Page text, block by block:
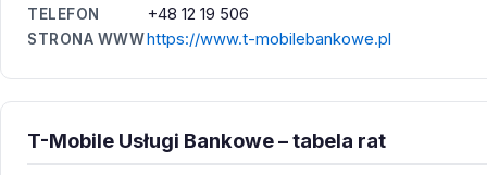
TELEFON +48 12 19 506
STRONA WWWhttps://www.t-mobilebankowe.pl
T-Mobile Usługi Bankowe – tabela rat